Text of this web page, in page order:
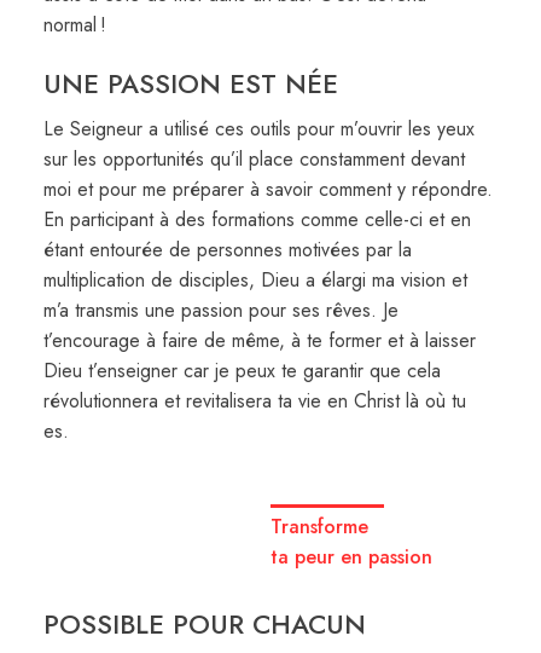
normal !
UNE PASSION EST NÉE
Le Seigneur a utilisé ces outils pour m’ouvrir les yeux
sur les opportunités qu’il place constamment devant
moi et pour me préparer à savoir comment y répondre.
En participant à des formations comme celle-ci et en
étant entourée de personnes motivées par la
multiplication de disciples, Dieu a élargi ma vision et
m’a transmis une passion pour ses rêves. Je
t’encourage à faire de même, à te former et à laisser
Dieu t’enseigner car je peux te garantir que cela
révolutionnera et revitalisera ta vie en Christ là où tu
es.
Transforme
ta peur en passion
POSSIBLE POUR CHACUN